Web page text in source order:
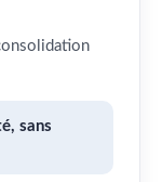
sans